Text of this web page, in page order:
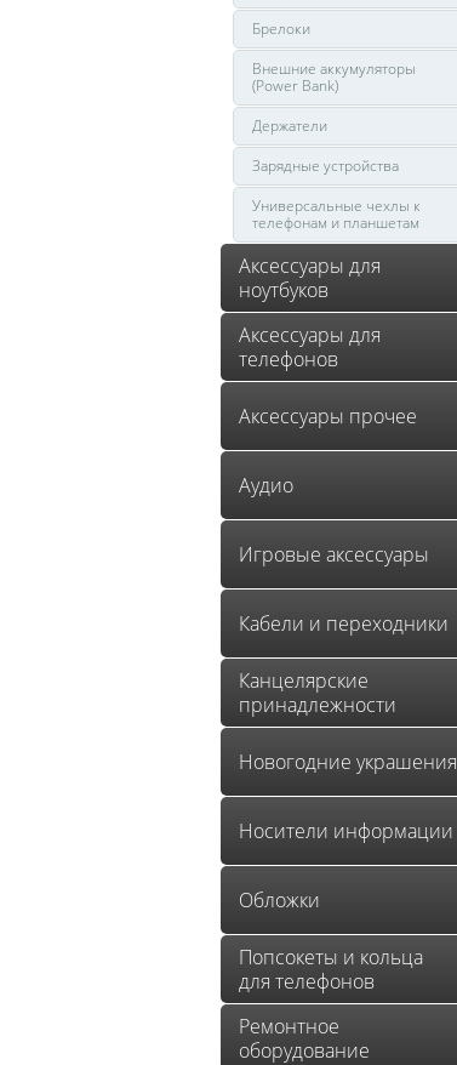
Брелоки
Внешние аккумуляторы
(Power Bank)
Держатели
Зарядные устройства
Универсальные чехлы к
телефонам и планшетам
Аксессуары для
ноутбуков
Аксессуары для
телефонов
Аксессуары прочее
Аудио
Игровые аксессуары
Кабели и переходники
Канцелярские
принадлежности
Новогодние украшения
Носители информации
Обложки
Попсокеты и кольца
для телефонов
Ремонтное
оборудование